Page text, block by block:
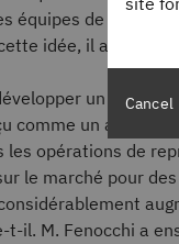
équipes de secours
idée, il a
un robot
comme un animal
les opérations de
le marché pour
il. M. Fenocchi a
Cancel